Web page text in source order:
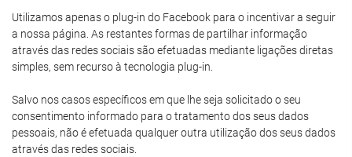
Utilizamos apenas o plug-in do Facebook para o incentivar a seguir
a nossa página. As restantes formas de partilhar informação
através das redes sociais são efetuadas mediante ligações diretas
simples, sem recurso à tecnologia plug-in.
Salvo nos casos específicos em que lhe seja solicitado o seu
consentimento informado para o tratamento dos seus dados
pessoais, não é efetuada qualquer outra utilização dos seus dados
através das redes sociais.